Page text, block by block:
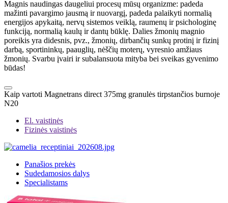
Magnis naudingas daugeliui procesų mūsų organizme: padeda
mažinti pavargimo jausmą ir nuovargį, padeda palaikyti normalią
energijos apykaitą, nervų sistemos veiklą, raumenų ir psichologinę
funkciją, normalią kaulų ir dantų būklę. Dalies žmonių magnio
poreikis yra didesnis, pvz., žmonių, dirbančių sunkų protinį ir fizinį
darbą, sportininkų, paauglių, nėščių moterų, vyresnio amžiaus
žmonių. Svarbu įvairi ir subalansuota mityba bei sveikas gyvenimo
būdas!
Kaip vartoti Magnetrans direct 375mg granulės tirpstančios burnoje
N20
El. vaistinės
Fizinės vaistinės
Panašios prekės
Sudedamosios dalys
Specialistams